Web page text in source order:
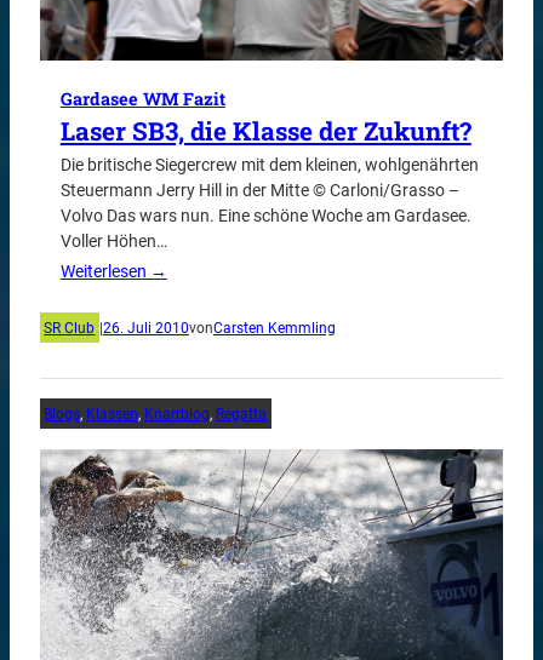
Gardasee WM Fazit
Laser SB3, die Klasse der Zukunft?
Die britische Siegercrew mit dem kleinen, wohlgenährten
Steuermann Jerry Hill in der Mitte © Carloni/Grasso –
Volvo Das wars nun. Eine schöne Woche am Gardasee.
Voller Höhen…
Weiterlesen →
SR Club |26. Juli 2010vonCarsten Kemmling
Blogs, Klassen, Knarrblog, Regatta